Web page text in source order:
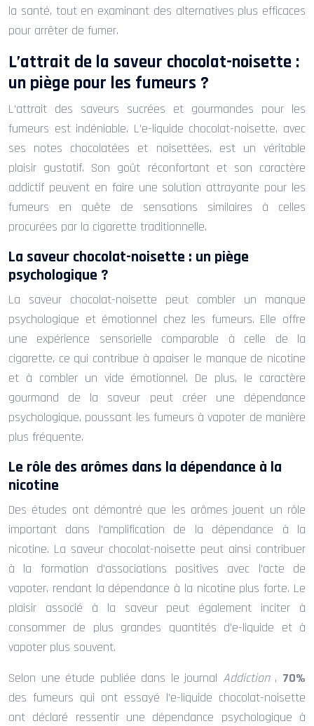
la santé, tout en examinant des alternatives plus efficaces
pour arrêter de fumer.
L’attrait de la saveur chocolat-noisette :
un piège pour les fumeurs ?
L’attrait des saveurs sucrées et gourmandes pour les
fumeurs est indéniable. L’e-liquide chocolat-noisette, avec
ses notes chocolatées et noisettées, est un véritable
plaisir gustatif. Son goût réconfortant et son caractère
addictif peuvent en faire une solution attrayante pour les
fumeurs en quête de sensations similaires à celles
procurées par la cigarette traditionnelle.
La saveur chocolat-noisette : un piège
psychologique ?
La saveur chocolat-noisette peut combler un manque
psychologique et émotionnel chez les fumeurs. Elle offre
une expérience sensorielle comparable à celle de la
cigarette, ce qui contribue à apaiser le manque de nicotine
et à combler un vide émotionnel. De plus, le caractère
gourmand de la saveur peut créer une dépendance
psychologique, poussant les fumeurs à vapoter de manière
plus fréquente.
Le rôle des arômes dans la dépendance à la
nicotine
Des études ont démontré que les arômes jouent un rôle
important dans l’amplification de la dépendance à la
nicotine. La saveur chocolat-noisette peut ainsi contribuer
à la formation d’associations positives avec l’acte de
vapoter, rendant la dépendance à la nicotine plus forte. Le
plaisir associé à la saveur peut également inciter à
consommer de plus grandes quantités d’e-liquide et à
vapoter plus souvent.
Selon une étude publiée dans le journal Addiction , 70%
des fumeurs qui ont essayé l’e-liquide chocolat-noisette
ont déclaré ressentir une dépendance psychologique à